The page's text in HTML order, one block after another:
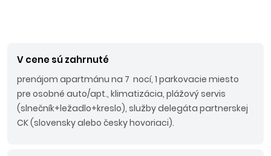
V cene sú zahrnuté
prenájom apartmánu na 7 nocí, 1 parkovacie miesto
pre osobné auto/apt., klimatizácia, plážový servis
(slnečník+ležadlo+kreslo), služby delegáta partnerskej
CK (slovensky alebo česky hovoriaci).